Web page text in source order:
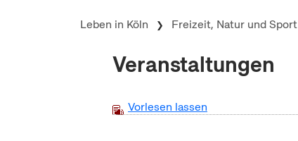
Leben in Köln Freizeit, Natur und Sport
Veranstaltungen
Vorlesen lassen